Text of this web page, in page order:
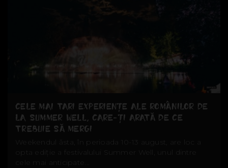
CELE MAI TARI EXPERIENȚE ALE ROMÂNILOR DE
LA SUMMER WELL, CARE-ȚI ARATĂ DE CE
TREBUIE SĂ MERGI
Weekendul ăsta, în perioada 10-13 august, are loc a
opta ediție a festivalului Summer Well, unul dintre
cele mai anticipate...